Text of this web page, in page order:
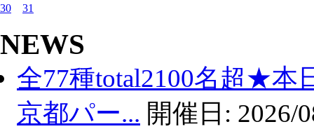
30 31
NEWS
全77種total2100名超★本
京都パー... 開催日: 2026/